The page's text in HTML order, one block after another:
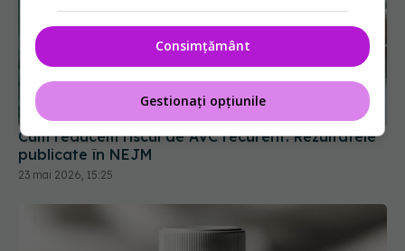
Cum reducem riscul de AVC recurent. Rezultatele
publicate în NEJM
23 mai 2026, 15:25
Consimțământ
Gestionați opțiunile